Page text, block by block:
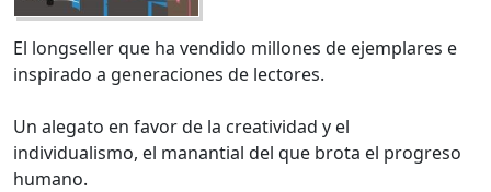
El longseller que ha vendido millones de ejemplares e
inspirado a generaciones de lectores.
Un alegato en favor de la creatividad y el
individualismo, el manantial del que brota el progreso
humano.